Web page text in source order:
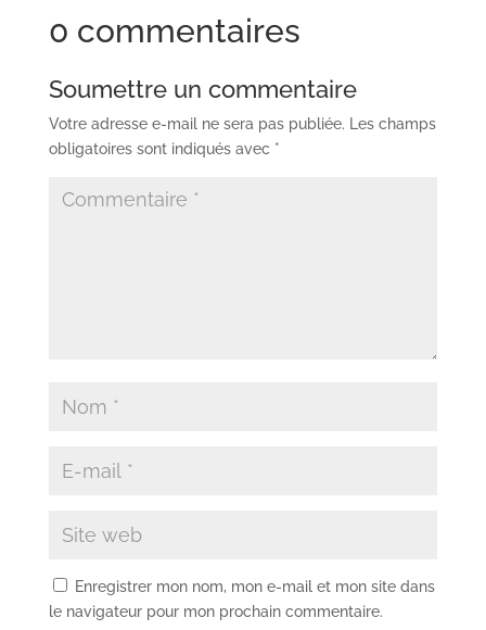
0 commentaires
Soumettre un commentaire
Votre adresse e-mail ne sera pas publiée. Les champs
obligatoires sont indiqués avec *
Enregistrer mon nom, mon e-mail et mon site dans
le navigateur pour mon prochain commentaire.